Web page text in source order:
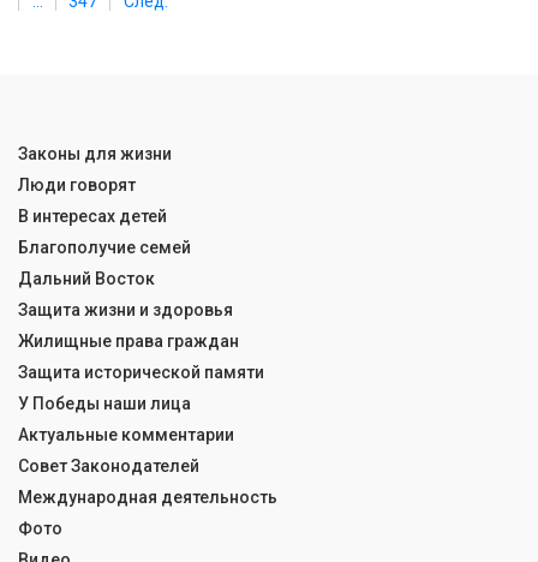
Законы для жизни
Люди говорят
В интересах детей
Благополучие семей
Дальний Восток
Защита жизни и здоровья
Жилищные права граждан
Защита исторической памяти
У Победы наши лица
Актуальные комментарии
Совет Законодателей
Международная деятельность
Фото